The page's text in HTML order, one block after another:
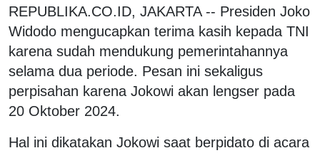
REPUBLIKA.CO.ID, JAKARTA -- Presiden Joko
Widodo mengucapkan terima kasih kepada TNI
karena sudah mendukung pemerintahannya
selama dua periode. Pesan ini sekaligus
perpisahan karena Jokowi akan lengser pada
20 Oktober 2024.
Hal ini dikatakan Jokowi saat berpidato di acara